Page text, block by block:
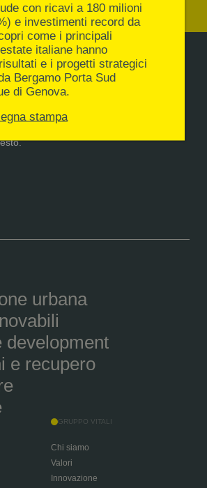
iniziare un progetto
il form per costruire il futuro
informazioni. Verrai
urbana
development
e recupero
GRUPPO VITALI
Chi siamo
Valori
Innovazione
con ricavi a 180 milioni
e investimenti record da
come i principali
italiane hanno
e i progetti strategici
Bergamo Porta Sud
di Genova.
stampa